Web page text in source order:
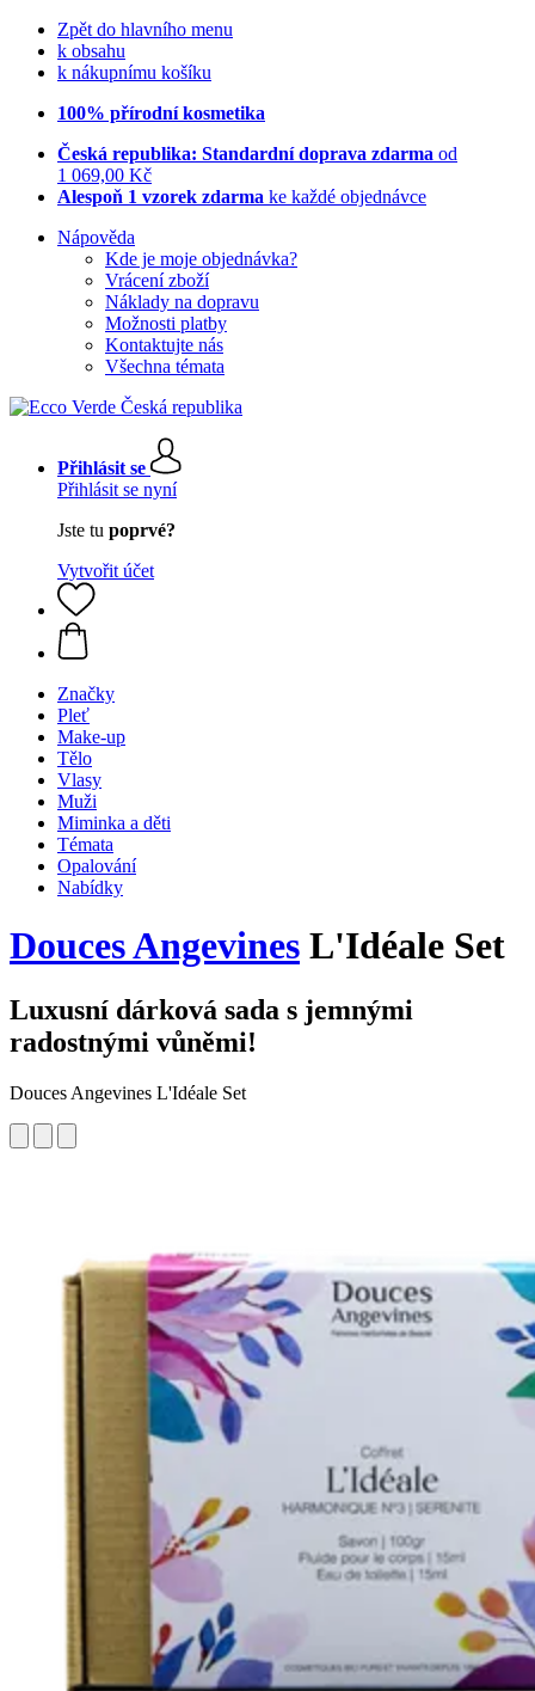
Zpět do hlavního menu
k obsahu
k nákupnímu košíku
100% přírodní kosmetika
Česká republika: Standardní doprava zdarma od
1 069,00 Kč
Alespoň 1 vzorek zdarma ke každé objednávce
Nápověda
Kde je moje objednávka?
Vrácení zboží
Náklady na dopravu
Možnosti platby
Kontaktujte nás
Všechna témata
Přihlásit se
Přihlásit se nyní
Jste tu poprvé?
Vytvořit účet
Značky
Pleť
Make-up
Tělo
Vlasy
Muži
Miminka a děti
Témata
Opalování
Nabídky
Douces Angevines L'Idéale Set
Luxusní dárková sada s jemnými
radostnými vůněmi!
Douces Angevines L'Idéale Set